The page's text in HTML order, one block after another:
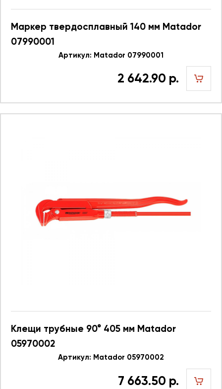
Маркер твердосплавный 140 мм Matador
07990001
Артикул: Matador 07990001
2 642.90 р.
Клещи трубные 90° 405 мм Matador
05970002
Артикул: Matador 05970002
7 663.50 р.